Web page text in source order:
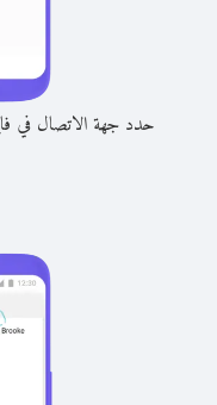
حدد جهة الاتصال في